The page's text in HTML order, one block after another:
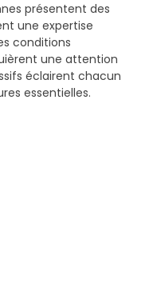
présentent des
une expertise
conditions
une attention
éclairent chacun
essentielles.